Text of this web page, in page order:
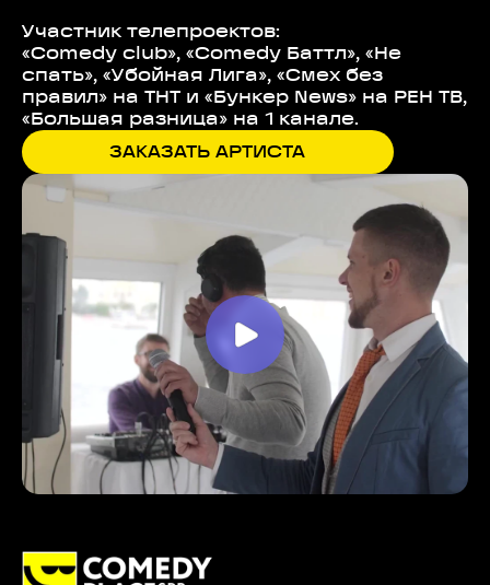
Участник телепроектов:
«Comedy club», «Comedy Баттл», «Не
спать», «Убойная Лига», «Смех без
правил» на ТНТ и «Бункер News» на РЕН ТВ,
«Большая разница» на 1 канале.
ЗАКАЗАТЬ АРТИСТА